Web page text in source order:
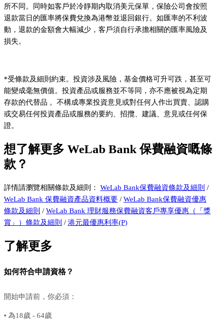
所不同。同時如客戶於冷靜期内取消美元保單，保險公司會按照
退款當日的匯率將保費兌換為港幣並退回銀行。如匯率的不利波
動，退款的金額會大幅減少，客戶須自行承擔相關的匯率風險及
損失。
*受條款及細則約束。投資涉及風險，基金價格可升可跌，甚至可
能變成毫無價值。投資產品或服務並不等同，亦不應被視為定期
存款的代替品 。不構成專業投資意見或對任何人作出買賣、認購
或交易任何投資產品或服務的要約、招攬、建議、意見或任何保
證。
想了解更多 WeLab Bank 保費融資嘅條
款？
詳情請瀏覽相關條款及細則： WeLab Bank保費融資條款及細則 /
WeLab Bank 保費融資產品資料概要 / WeLab Bank保費融資優惠
條款及細則 / WeLab Bank 理財服務保費融資客戶專享優惠（「獎
賞」）條款及細則 / 港元最優惠利率(P)
了解更多
如何符合申請資格？
開始申請前，你必須：
• 為18歲 - 64歲